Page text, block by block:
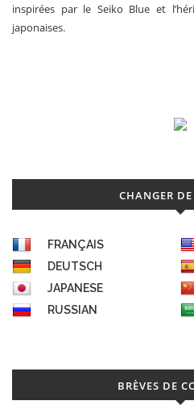
inspirées par le Seiko Blue et
japonaises.
CHANGER
FRANÇAIS
DEUTSCH
JAPANESE
RUSSIAN
BRÈVES DE